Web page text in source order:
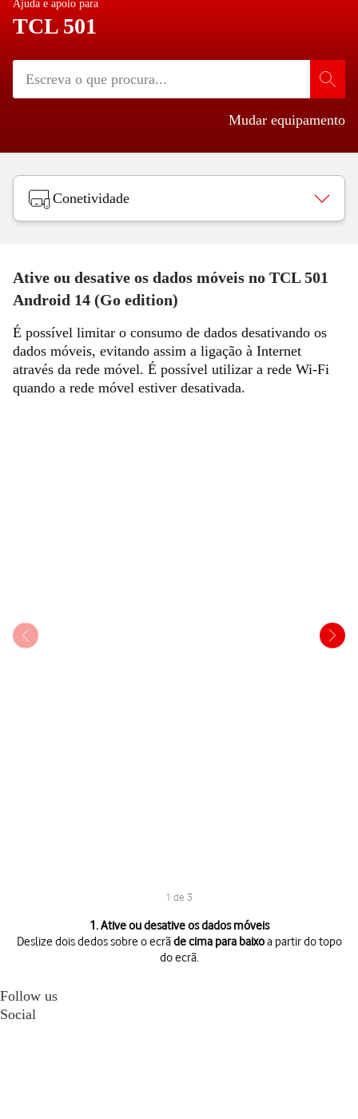
Ajuda e apoio para
TCL 501
Mudar equipamento
Conetividade
Ative ou desative os dados móveis no TCL 501
Android 14 (Go edition)
É possível limitar o consumo de dados desativando os
dados móveis, evitando assim a ligação à Internet
através da rede móvel. É possível utilizar a rede Wi-Fi
quando a rede móvel estiver desativada.
1 de 3
1. Ative ou desative os dados móveis
Deslize dois dedos sobre o ecrãde cima para baixoa partir do topo
do ecrã.
Prima
Prima a tecla de início
Follow us
Social